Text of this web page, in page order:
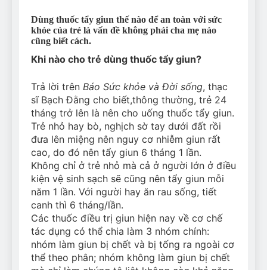
Can Bulldogs Run Long
Distances?
Can Bulldogs Play Fetch?
7 Năm Ago
How Often Do I Need to
Groom My Bulldog
7 Năm Ago
Dùng thuốc tẩy giun thế nào để an toàn với sức
khỏe của trẻ là vấn đề không phải cha mẹ nào
cũng biết cách.
Khi nào cho trẻ dùng thuốc tẩy giun?
Trả lời trên Báo Sức khỏe và Đời sống, thạc
sĩ Bạch Đằng cho biết,thông thường, trẻ 24
tháng trở lên là nên cho uống thuốc tẩy giun.
Trẻ nhỏ hay bò, nghịch sờ tay dưới đất rồi
đưa lên miệng nên nguy cơ nhiễm giun rất
cao, do đó nên tẩy giun 6 tháng 1 lần.
Không chỉ ở trẻ nhỏ mà cả ở người lớn ở điều
kiện vệ sinh sạch sẽ cũng nên tẩy giun mỗi
năm 1 lần. Với người hay ăn rau sống, tiết
canh thì 6 tháng/lần.
Các thuốc điều trị giun hiện nay về cơ chế
tác dụng có thể chia làm 3 nhóm chính:
nhóm làm giun bị chết và bị tống ra ngoài cơ
thể theo phân; nhóm không làm giun bị chết